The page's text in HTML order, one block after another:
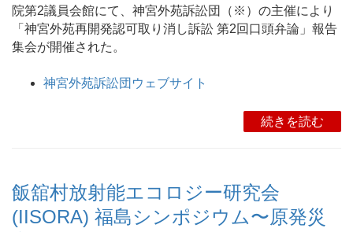
院第2議員会館にて、神宮外苑訴訟団（※）の主催により
「神宮外苑再開発認可取り消し訴訟 第2回口頭弁論」報告
集会が開催された。
神宮外苑訴訟団ウェブサイト
続きを読む
飯舘村放射能エコロジー研究会
(IISORA) 福島シンポジウム〜原発災